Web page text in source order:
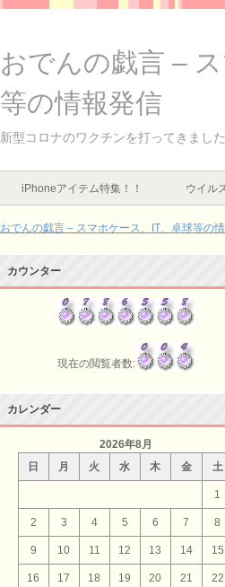
おでんの戯言 –
等の情報発信
新型コロナのワクチンを打ってきまし
iPhoneアイテム特集！！ ウイル
おでんの戯言 – スマホケース、IT、卓球等の
カウンター
現在の閲覧者数:
カレンダー
2026年8月
日
月 火 水 木 金 土
1
2 3 4 5 6 7 8
9 10 11 12 13 14 15
16 17 18 19 20 21 22